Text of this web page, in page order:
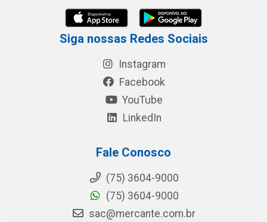
Siga nossas Redes Sociais
Instagram
Facebook
YouTube
LinkedIn
Fale Conosco
(75) 3604-9000
(75) 3604-9000
sac@mercante.com.br